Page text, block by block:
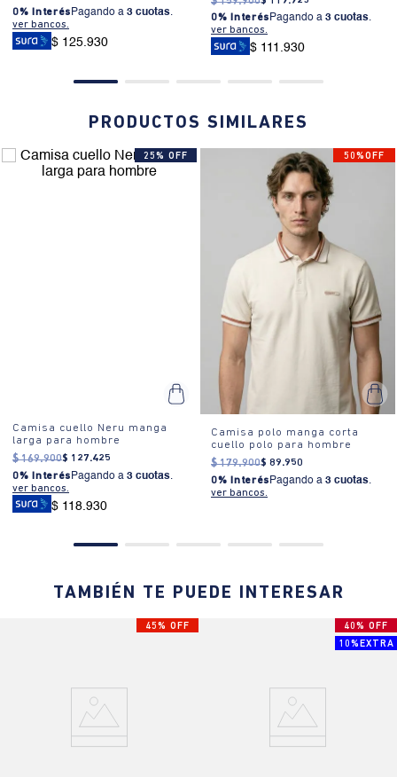
0% Interés Pagando a 3 cuotas.
ver bancos.
$ 125.930
0% Interés Pagando a 3 cuotas.
ver bancos.
$ 111.930
PRODUCTOS SIMILARES
25% OFF
Camisa cuello Neru manga
larga para hombre
$ 169.900$ 127.425
0% Interés Pagando a 3 cuotas.
ver bancos.
$ 118.930
50%OFF
Camisa polo manga corta
cuello polo para hombre
$ 179.900$ 89.950
0% Interés Pagando a 3 cuotas.
ver bancos.
TAMBIÉN TE PUEDE INTERESAR
45% OFF
40% OFF
10%EXTRA